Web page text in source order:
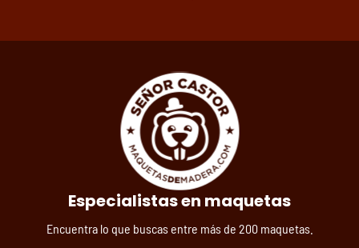
Especialistas en maquetas
Encuentra lo que buscas entre más de 200 maquetas.